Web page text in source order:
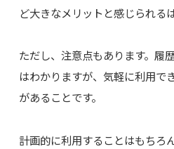
ど大きなメリットと感じられる
ただし、注意点もあります。履
はわかりますが、気軽に利用で
があることです。
計画的に利用することはもちろ